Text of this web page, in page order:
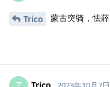
Trico 蒙古突骑，怯